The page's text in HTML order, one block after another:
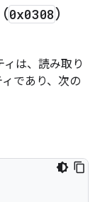
0x0308）
ィは、読み取り
であり、次の